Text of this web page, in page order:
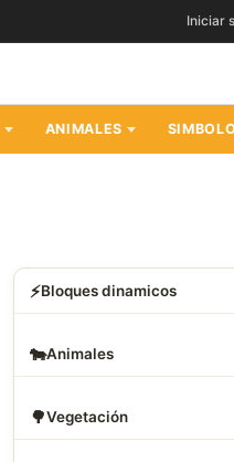
Iniciar
ANIMALES
⚡Bloques dinamicos
🐄Animales
🌳Vegetación